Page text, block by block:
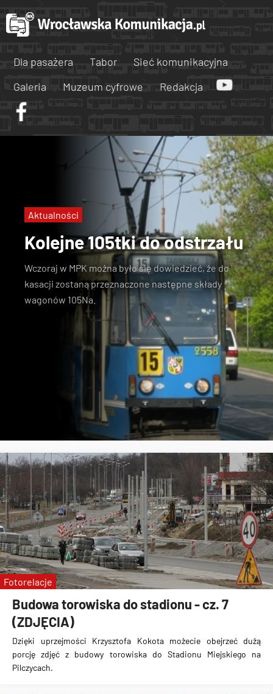
Dla pasażera Tabor
Sieć komunikacyjna
Galeria
Muzeum cyfrowe Redakcja
Kolejne 105tki do odstrzału
Wczoraj w MPK można było się dowiedzieć, że do
kasacji zostaną przeznaczone następne składy
wagonów 105Na
Aktualności
Budowa torowiska do stadionu - cz. 7
(ZDJĘCIA)
Dzięki uprzejmości Krzysztofa Kokota możecie obejrzeć dużą
porcję zdjęć z budowy torowiska do Stadionu Miejskiego na
Pilczycach.
Fotorelacje